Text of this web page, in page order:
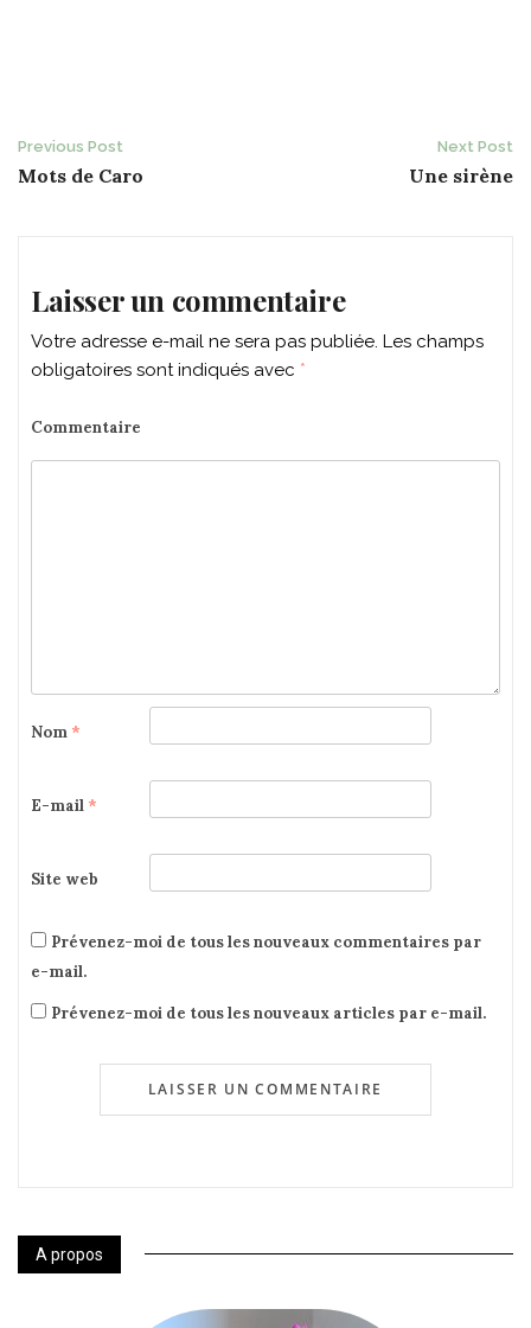
Post
Previous Post
Mots de Caro
Next Post
Une sirène
Laisser un commentaire
Votre adresse e-mail ne sera pas publiée. Les champs
obligatoires sont indiqués avec *
Commentaire
Nom *
E-mail *
Site web
Prévenez-moi de tous les nouveaux commentaires par
e-mail.
Prévenez-moi de tous les nouveaux articles par e-mail.
A propos